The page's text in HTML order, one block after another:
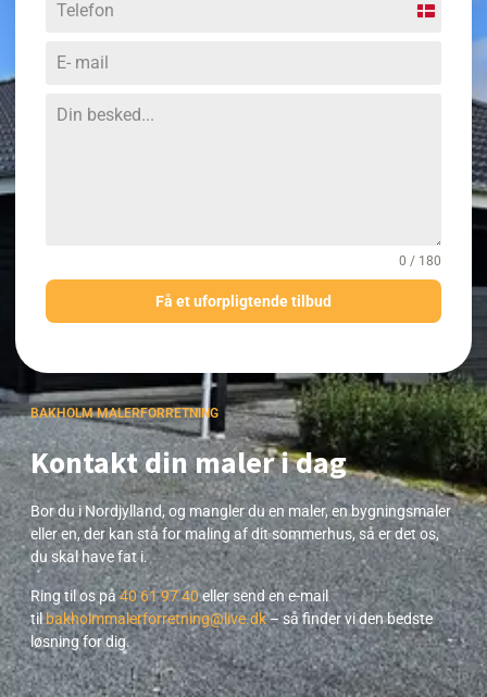
Denmark
0 / 180
Få et uforpligtende tilbud
BAKHOLM MALERFORRETNING
Kontakt din maler i dag
Bor du i Nordjylland, og mangler du en maler, en bygningsmaler
eller en, der kan stå for maling af dit sommerhus, så er det os,
du skal have fat i.
Ring til os på40 61 97 40eller send en e-mail
tilbakholmmalerforretning@live.dk– så finder vi den bedste
løsning for dig.​​